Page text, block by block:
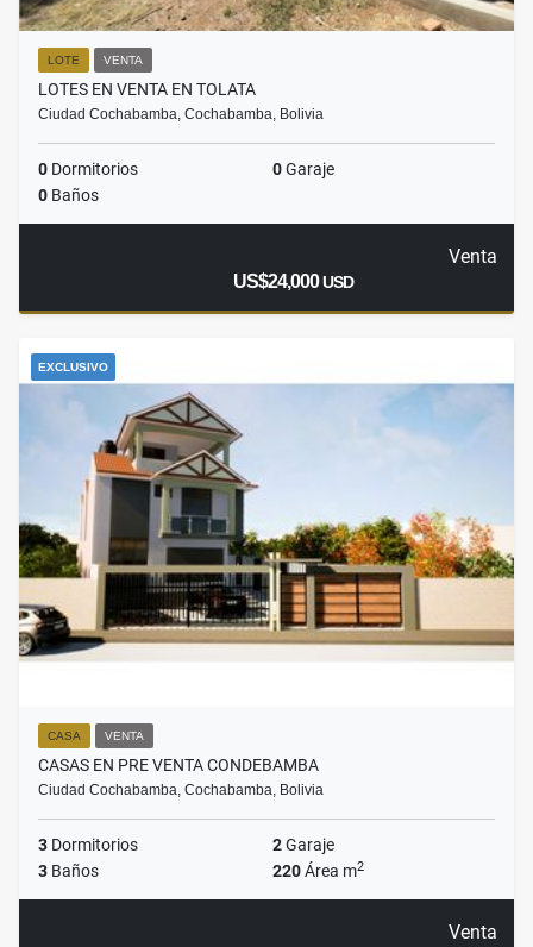
LOTE VENTA
LOTES EN VENTA EN TOLATA
Ciudad Cochabamba, Cochabamba, Bolivia
0 Dormitorios 0Garaje
0 Baños
Venta
US$24,000USD
EXCLUSIVO
CASA VENTA
CASAS EN PRE VENTA CONDEBAMBA
Ciudad Cochabamba, Cochabamba, Bolivia
3 Dormitorios 2Garaje
3 Baños 220Área m2
Venta